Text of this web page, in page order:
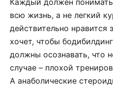
всю жизнь, а не легкий
действительно нравится
хочет, чтобы
должны осознавать, что
случае – плохой
А анаболические